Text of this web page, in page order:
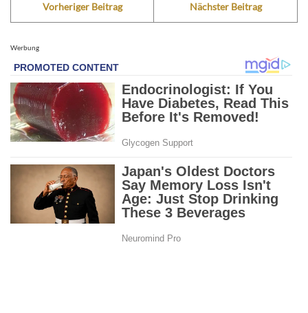
Vorheriger Beitrag Nächster Beitrag
Werbung